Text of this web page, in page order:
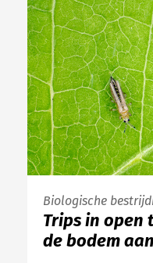
Biologische
Trips in open
de bodem aan